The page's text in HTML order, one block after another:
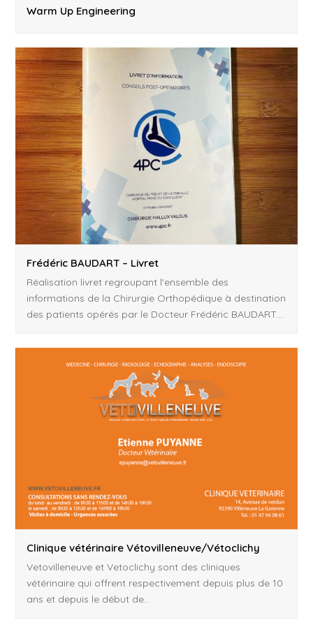
Warm Up Engineering
Frédéric BAUDART – Livret
Réalisation livret regroupant l'ensemble des
informations de la Chirurgie Orthopédique à destination
des patients opérés par le Docteur Frédéric BAUDART.…
Clinique vétérinaire Vétovilleneuve/Vétoclichy
Vetovilleneuve et Vetoclichy sont des cliniques
vétérinaire qui offrent respectivement depuis plus de 10
ans et depuis le début de…